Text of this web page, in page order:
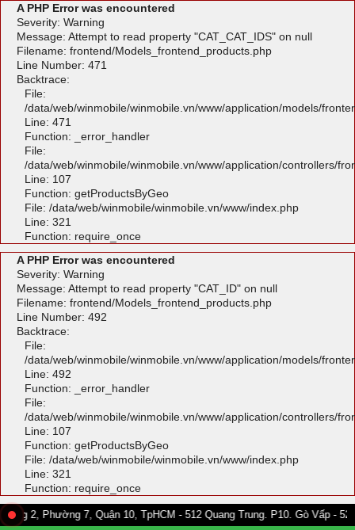
A PHP Error was encountered
Severity: Warning
Message: Attempt to read property "CAT_CAT_IDS" on null
Filename: frontend/Models_frontend_products.php
Line Number: 471
Backtrace:
File:
/data/web/winmobile/winmobile.vn/www/application/models/
Line: 471
Function: _error_handler
File:
/data/web/winmobile/winmobile.vn/www/application/controllers/
Line: 107
Function: getProductsByGeo
File: /data/web/winmobile/winmobile.vn/www/index.php
Line: 321
Function: require_once
A PHP Error was encountered
Severity: Warning
Message: Attempt to read property "CAT_ID" on null
Filename: frontend/Models_frontend_products.php
Line Number: 492
Backtrace:
File:
/data/web/winmobile/winmobile.vn/www/application/models/
Line: 492
Function: _error_handler
File:
/data/web/winmobile/winmobile.vn/www/application/controllers/
Line: 107
Function: getProductsByGeo
File: /data/web/winmobile/winmobile.vn/www/index.php
Line: 321
Function: require_once
7, Quận 10, TpHCM - 512 Quang Trung. P10. Gò Vấp - 528A